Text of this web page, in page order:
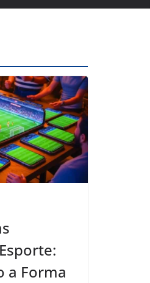
a Forma